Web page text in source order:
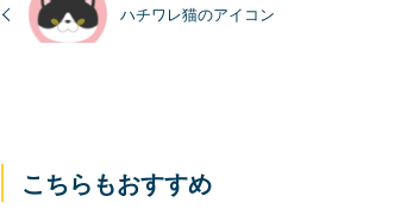
ハチワレ猫のアイコン
こちらもおすすめ